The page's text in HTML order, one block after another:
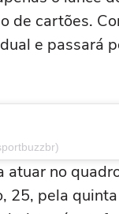
de cartões.
e passará
no
25, pela